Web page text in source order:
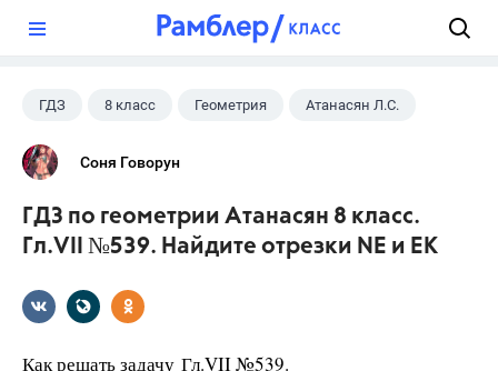
ГДЗ 8 класс Геометрия Атанасян Л.С.
Соня Говорун
ГДЗ по геометрии Атанасян 8 класс.
Гл.VII №539. Найдите отрезки NE и ЕК
Как решать задачу Гл.VII №539.